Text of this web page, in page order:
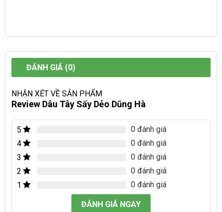
ĐÁNH GIÁ (0)
NHẬN XÉT VỀ SẢN PHẨM
Review Dâu Tây Sấy Dẻo Dũng Hà
5
0 đánh giá
4
0 đánh giá
3
0 đánh giá
2
0 đánh giá
1
0 đánh giá
ĐÁNH GIÁ NGAY